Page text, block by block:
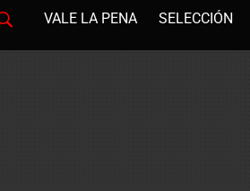
VALE LA PENA SELECCIÓN